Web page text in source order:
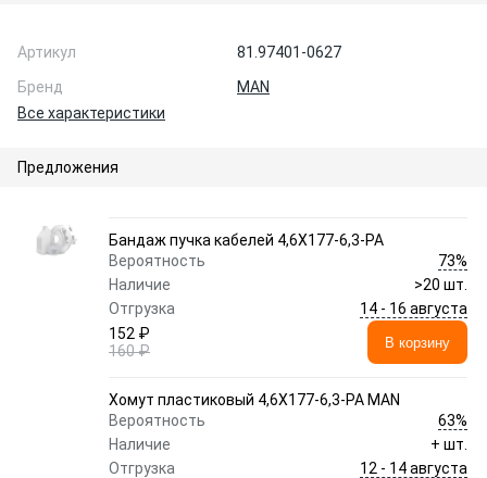
Артикул
81.97401-0627
Бренд
MAN
Все характеристики
Предложения
Бандаж пучка кабелей 4,6X177-6,3-PA
Вероятность
73%
Наличие
>20 шт.
Отгрузка
14 - 16 августа
152 ₽
160 ₽
В корзину
Хомут пластиковый 4,6X177-6,3-PA MAN
Вероятность
63%
Наличие
+ шт.
Отгрузка
12 - 14 августа